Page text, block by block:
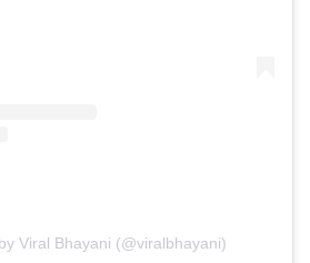
Viral Bhayani (@viralbhayani)